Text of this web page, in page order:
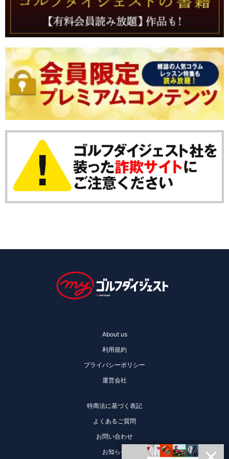
About us
利用規約
プライバシーポリシー
運営会社
特商法に基づく表記
よくあるご質問
お問い合わせ
お知らせ